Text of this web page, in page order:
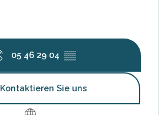
05 46 29 04 ▒▒
Kontaktieren Sie uns